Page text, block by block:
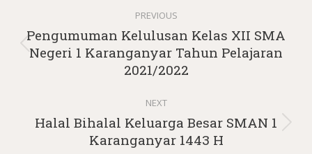
navigation
PREVIOUS
Previous
post:
Pengumuman Kelulusan Kelas XII SMA
Negeri 1 Karanganyar Tahun Pelajaran
2021/2022
NEXT
Next
post:
Halal Bihalal Keluarga Besar SMAN 1
Karanganyar 1443 H